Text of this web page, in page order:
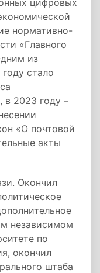
цифровых
нормативно-
«Главного
из
стало
в 2023 году –
«О почтовой
акты
Окончил
независимом
по
окончил
штаба